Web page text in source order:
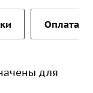
Оплата и
для